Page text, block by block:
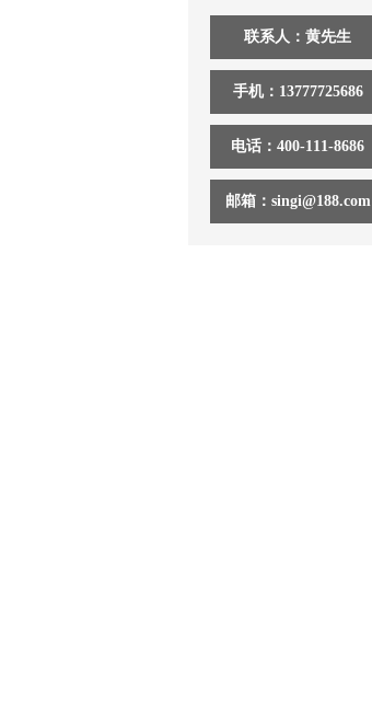
联系人：黄先生
手机：13777725686
电话：400-111-8686
邮箱：singi@188.com